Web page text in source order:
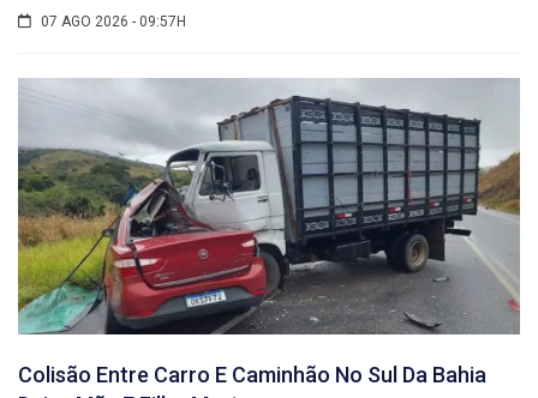
07 AGO 2026 - 09:57H
Colisão Entre Carro E Caminhão No Sul Da Bahia